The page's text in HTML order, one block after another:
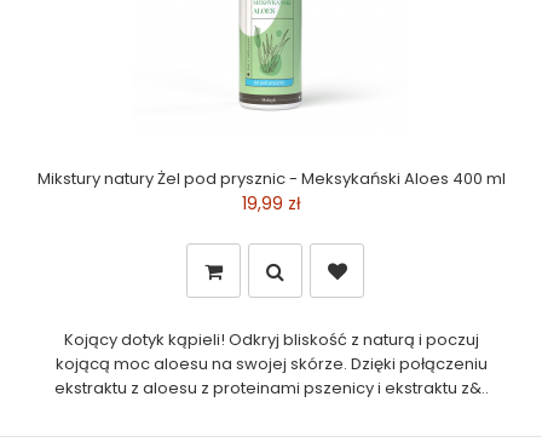
Mikstury natury Żel pod prysznic - Meksykański Aloes 400 ml
19,99 zł
Kojący dotyk kąpieli! Odkryj bliskość z naturą i poczuj
kojącą moc aloesu na swojej skórze. Dzięki połączeniu
ekstraktu z aloesu z proteinami pszenicy i ekstraktu z&..